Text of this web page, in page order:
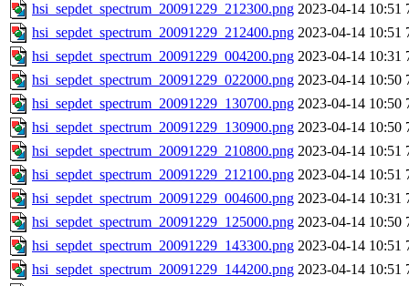
hsi_sepdet_spectrum_20091229_212300.png 2023-04-14 10:51
hsi_sepdet_spectrum_20091229_212400.png 2023-04-14 10:51
hsi_sepdet_spectrum_20091229_004200.png 2023-04-14 10:31
hsi_sepdet_spectrum_20091229_022000.png 2023-04-14 10:50
hsi_sepdet_spectrum_20091229_130700.png 2023-04-14 10:50
hsi_sepdet_spectrum_20091229_130900.png 2023-04-14 10:50
hsi_sepdet_spectrum_20091229_210800.png 2023-04-14 10:51
hsi_sepdet_spectrum_20091229_212100.png 2023-04-14 10:51
hsi_sepdet_spectrum_20091229_004600.png 2023-04-14 10:31
hsi_sepdet_spectrum_20091229_125000.png 2023-04-14 10:50
hsi_sepdet_spectrum_20091229_143300.png 2023-04-14 10:51
hsi_sepdet_spectrum_20091229_144200.png 2023-04-14 10:51